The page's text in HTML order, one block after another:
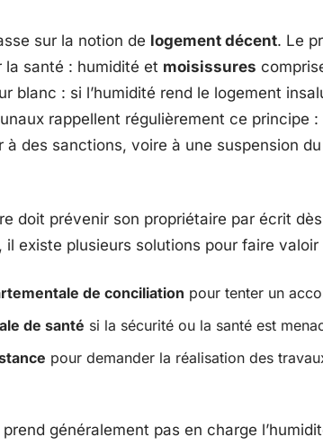
sur la notion de logement décent. Le
la santé : humidité et moisissures
blanc : si l’humidité rend le logement
rappellent régulièrement ce principe
à des sanctions, voire à une suspension
doit prévenir son propriétaire par écrit
il existe plusieurs solutions pour faire
de conciliation pour tenter un
de santé si la sécurité ou la santé est
pour demander la réalisation des
prend généralement pas en charge